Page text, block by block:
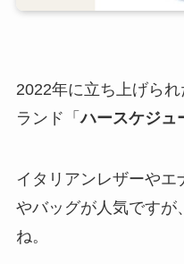
2022年に立ち上げら
ランド「ハースケジュ
イタリアンレザーや
やバッグが人気ですが
ね。